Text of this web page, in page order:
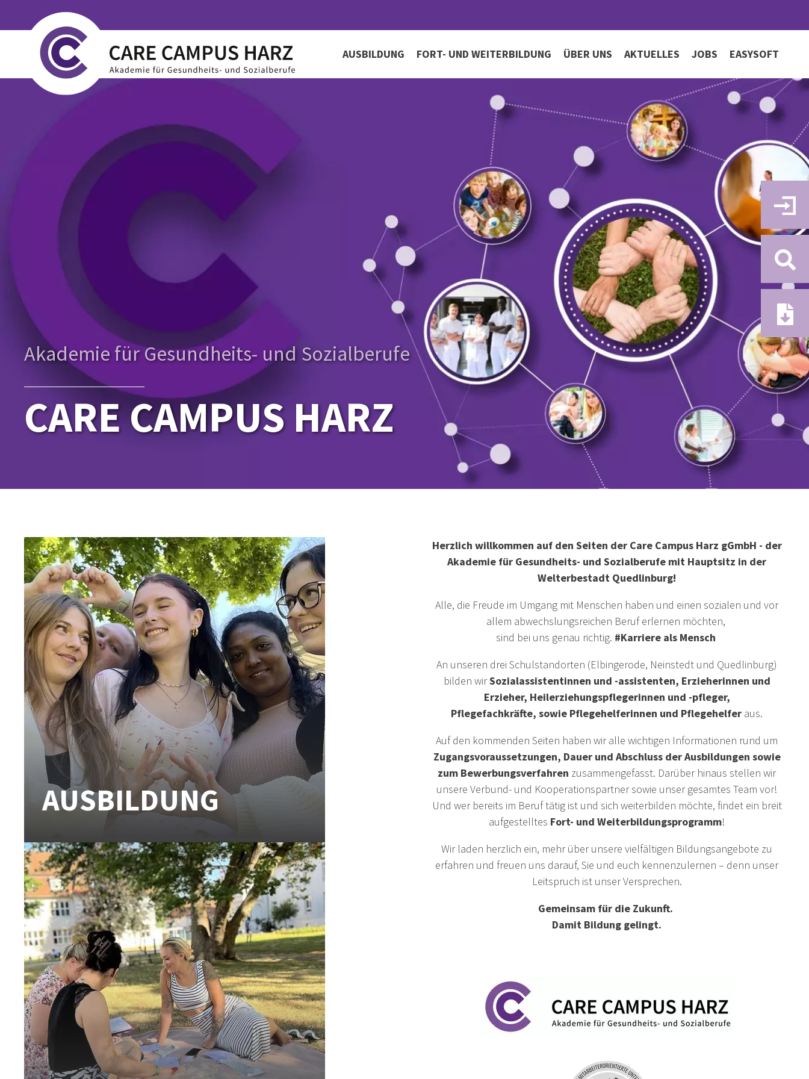
AUSBILDUNG
Nichtschülerprüfung Pflegehilfe
Kenntnisprüfungen
FORT- UND WEITERBILDUNG
Fortbildungen für Gesundheits- und
Anmeldung & Kontakt
ÜBER UNS
Unser Team
Unsere Kooperationspartner
Zertifizierung
AKTUELLES
Campus Life
Newsletter
Meet & Greet
Wohnen am Campus
JOBS EASYSOFT
Akademie für Gesundheits- und Sozialberufe
CARE CAMPUS HARZ
AUSBILDUNG
Ausbildungsgängen …
Herzlich willkommen auf den Seiten der Care Campus Harz gGmbH - der
Akademie für Gesundheits- und Sozialberufe mit Hauptsitz in der
Welterbestadt Quedlinburg!
Alle, die Freude im Umgang mit Menschen haben und einen sozialen und vor
allem abwechslungsreichen Beruf erlernen möchten,
sind bei uns genau richtig. #Karriere als Mensch
An unseren drei Schulstandorten (Elbingerode, Neinstedt und Quedlinburg)
bilden wirSozialassistentinnen und -assistenten, Erzieherinnen und
Erzieher, Heilerziehungspflegerinnen und -pfleger,
Pflegefachkräfte, sowie Pflegehelferinnen und Pflegehelfer aus.
Auf den kommenden Seiten haben wir alle wichtigen Informationen rund um
Zugangsvoraussetzungen, Dauer und Abschluss der Ausbildungen sowie
zum Bewerbungsverfahren zusammengefasst. Darüber hinaus stellen wir
unsere Verbund- und Kooperationspartner sowie unser gesamtes Team vor!
Und wer bereits im Beruf tätig ist und sich weiterbilden möchte, findet ein breit
aufgestelltes Fort- und Weiterbildungsprogramm!
Wir laden herzlich ein, mehr über unsere vielfältigen Bildungsangebote zu
erfahren und freuen uns darauf, Sie und euch kennenzulernen – denn unser
Leitspruch ist unser Versprechen.
Gemeinsam für die Zukunft.
Damit Bildung gelingt.